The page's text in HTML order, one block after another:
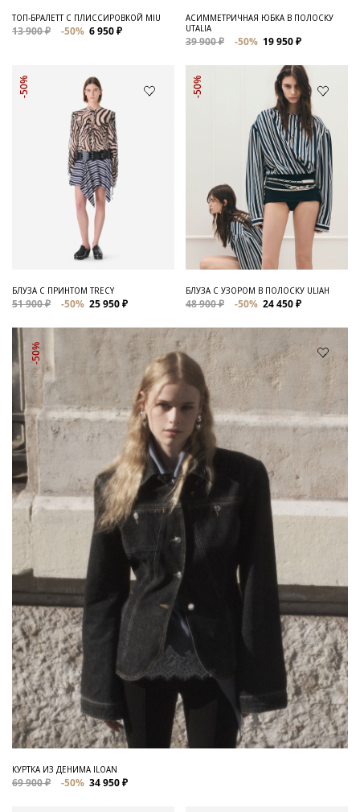
ТОП-БРАЛЕТТ С ПЛИССИРОВКОЙ MIU
13 900 ₽ -50% 6 950 ₽
АСИММЕТРИЧНАЯ ЮБКА В ПОЛОСКУ
UTALIA
39 900 ₽ -50% 19 950 ₽
-50%
БЛУЗА С ПРИНТОМ TRECY
51 900 ₽ -50% 25 950 ₽
-50%
БЛУЗА С УЗОРОМ В ПОЛОСКУ ULIAH
48 900 ₽ -50% 24 450 ₽
-50%
КУРТКА ИЗ ДЕНИМА ILOAN
69 900 ₽ -50% 34 950 ₽